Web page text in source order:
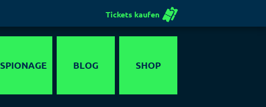
Tickets kaufen
SPIONAGE BLOG SHOP